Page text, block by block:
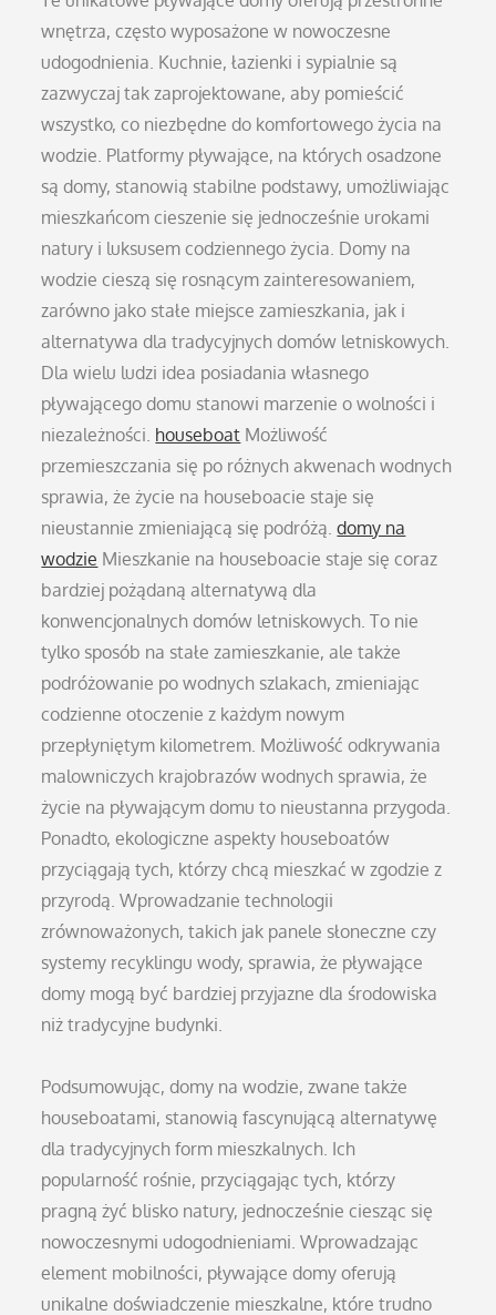
wnętrza, często wyposażone w nowoczesne
udogodnienia. Kuchnie, łazienki i sypialnie są
zazwyczaj tak zaprojektowane, aby pomieścić
wszystko, co niezbędne do komfortowego życia na
wodzie. Platformy pływające, na których osadzone
są domy, stanowią stabilne podstawy, umożliwiając
mieszkańcom cieszenie się jednocześnie urokami
natury i luksusem codziennego życia. Domy na
wodzie cieszą się rosnącym zainteresowaniem,
zarówno jako stałe miejsce zamieszkania, jak i
alternatywa dla tradycyjnych domów letniskowych.
Dla wielu ludzi idea posiadania własnego
pływającego domu stanowi marzenie o wolności i
niezależności. houseboat Możliwość
przemieszczania się po różnych akwenach wodnych
sprawia, że życie na houseboacie staje się
nieustannie zmieniającą się podróżą.domy na
wodzie Mieszkanie na houseboacie staje się coraz
bardziej pożądaną alternatywą dla
konwencjonalnych domów letniskowych. To nie
tylko sposób na stałe zamieszkanie, ale także
podróżowanie po wodnych szlakach, zmieniając
codzienne otoczenie z każdym nowym
przepłyniętym kilometrem. Możliwość odkrywania
malowniczych krajobrazów wodnych sprawia, że
życie na pływającym domu to nieustanna przygoda.
Ponadto, ekologiczne aspekty houseboatów
przyciągają tych, którzy chcą mieszkać w zgodzie z
przyrodą. Wprowadzanie technologii
zrównoważonych, takich jak panele słoneczne czy
systemy recyklingu wody, sprawia, że pływające
domy mogą być bardziej przyjazne dla środowiska
niż tradycyjne budynki.
Podsumowując, domy na wodzie, zwane także
houseboatami, stanowią fascynującą alternatywę
dla tradycyjnych form mieszkalnych. Ich
popularność rośnie, przyciągając tych, którzy
pragną żyć blisko natury, jednocześnie ciesząc się
nowoczesnymi udogodnieniami. Wprowadzając
element mobilności, pływające domy oferują
unikalne doświadczenie mieszkalne, które trudno